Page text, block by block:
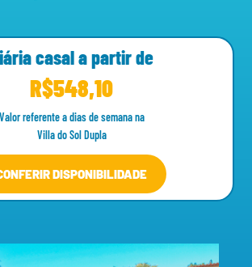
casal a partir de
R$548,10
Valor referente a dias de semana na
Villa do Sol Dupla
DISPONIBILIDADE